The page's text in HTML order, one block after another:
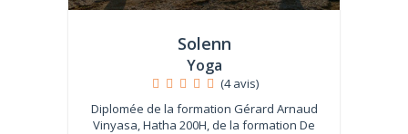
Solenn
Yoga
(4 avis)
Diplomée de la formation Gérard Arnaud
Vinyasa, Hatha 200H, de la formation De